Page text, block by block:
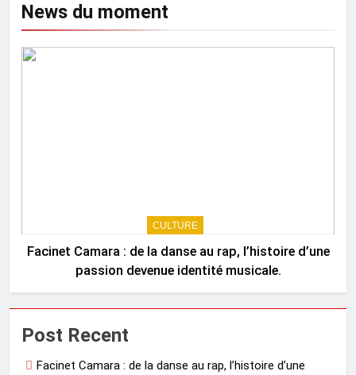
News du moment
CULTURE
Facinet Camara : de la danse au rap, l’histoire d’une
passion devenue identité musicale.
Post Recent
Facinet Camara : de la danse au rap, l’histoire d’une